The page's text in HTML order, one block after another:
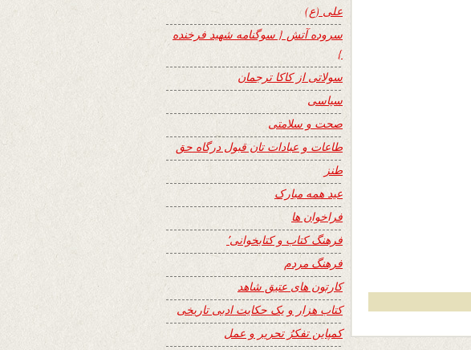
علی (ع)
سروده آتش { سوگنامه شهید فرخنده
}
سولاتی از کاکا ترجمان
سیاسی
صحت و سلامتی
طاعات و عبادات تان قبول درگاه حق
طنز
عید همه مبارک
فراخوان ها
فرهنگ کتاب و کتابخوانی٬
فرهنگ مردم
کارتون های عتیق شاهد
کتاب هزار و یک حکایت ادبی تاریخی
کمپاین تفکرُ تحریر و عمل